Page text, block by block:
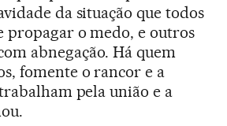
da situação que todos
propagar o medo, e outros
abnegação. Há quem
fomente o rancor e a
pela união e a